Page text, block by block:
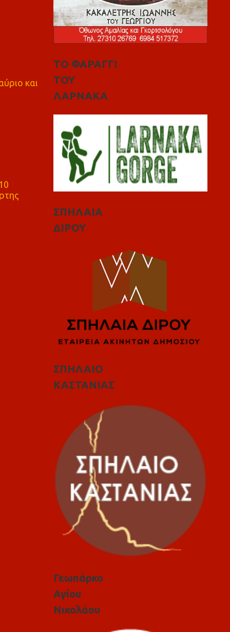
και
ΤΟ ΦΑΡΑΓΓΙ
ΤΟΥ
ΛΑΡΝΑΚΑ
ΣΠΗΛΑΙΑ
ΔΙΡΟΥ
ΣΠΗΛΑΙΟ
ΚΑΣΤΑΝΙΑΣ
Γεωπάρκο
Αγίου
Νικολάου